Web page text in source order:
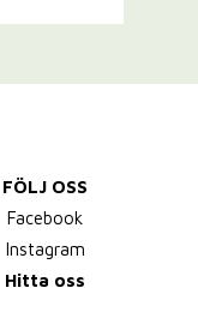
FÖLJ OSS
Facebook
Instagram
Hitta oss